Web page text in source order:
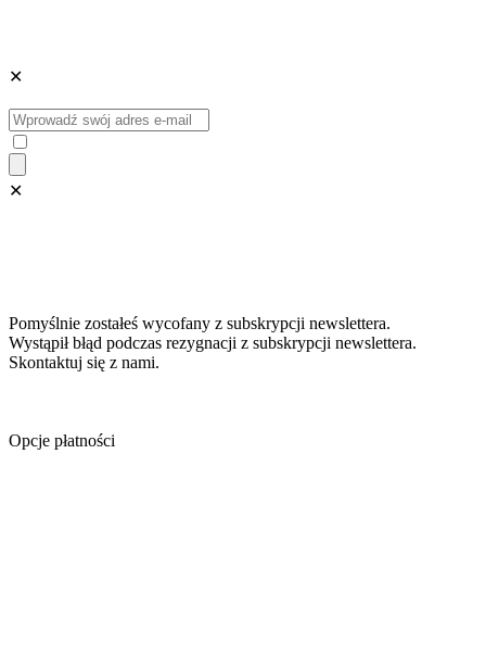
✕
✕
Pomyślnie zostałeś wycofany z subskrypcji newslettera.
Wystąpił błąd podczas rezygnacji z subskrypcji newslettera.
Skontaktuj się z nami.
Opcje płatności